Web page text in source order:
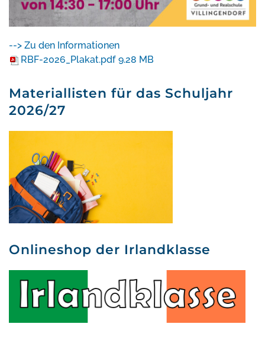
--> Zu den Informationen
RBF-2026_Plakat.pdf 9.28 MB
Materiallisten für das Schuljahr
2026/27
Onlineshop der Irlandklasse